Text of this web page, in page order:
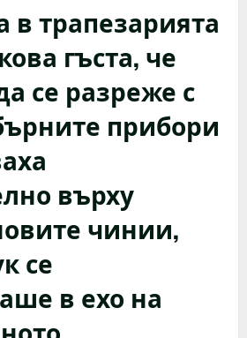
трапезарията
гъста, че
се разреже с
прибори
върху
чинии,
се
в ехо на